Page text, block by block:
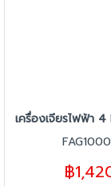
เครื่องเจียรไฟฟ้า
฿